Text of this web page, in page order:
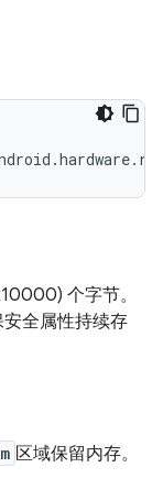
.hardware.
个字节。
全属性持续存
区域保留内存。